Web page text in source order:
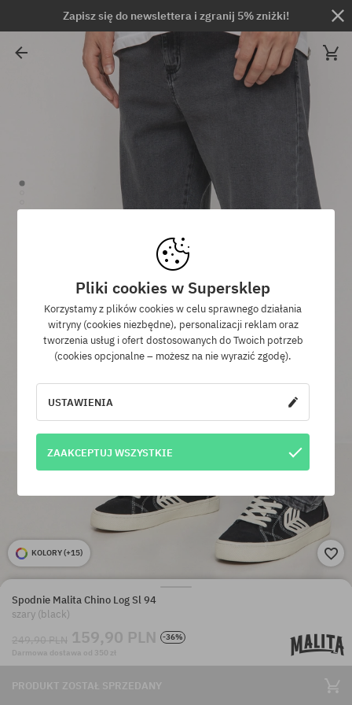
Zapisz się do newslettera i zgranij 5% zniżki!
KOLORY (+15)
Spodnie Malita Chino Log Sl 94
szary (black)
249,90 PLN 159,90 PLN
-36%
Darmowa dostawa od 350 zł
PRODUKT ZOSTAŁ SPRZEDANY
Pliki cookies w Supersklep
Korzystamy z plików cookies w celu sprawnego działania
witryny (cookies niezbędne), personalizacji reklam oraz
tworzenia usług i ofert dostosowanych do Twoich potrzeb
(cookies opcjonalne – możesz na nie wyrazić zgodę).
USTAWIENIA
ZAAKCEPTUJ WSZYSTKIE